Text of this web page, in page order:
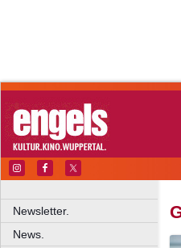
Newsletter.
News.